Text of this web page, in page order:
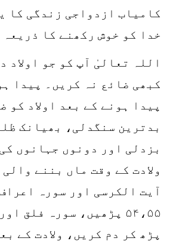
کامیاب ازدواجی زندگی کا
خدا کو خوش رکھنے کا ذریعہ
اللہ تعالیٰ آپ کو جو اولاد
کبھی ضائع نہ کریں۔ پیدا
پیدا ہونے کے بعد اولاد کو
بدترین سنگدلی، بھیانک
بزدلی اور دونوں جہانوں
ولادت کے وقت ماں بننے
آیت الکرسی اور سورہ
۵۴،۵۵ پڑھیں، سورہ فلق
پڑھ کر دم کریں، ولادت کے